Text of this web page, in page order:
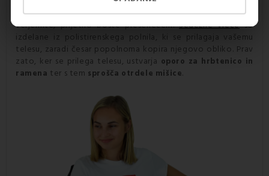
neudoben pisarniški stol zamenjati ssedežno vrečoin
verjemite, prijetno boste presenečeni.Sedežne vrečeso
izdelane iz polistirenskega polnila, ki se prilagaja vašemu
telesu, zaradi česar popolnoma kopira njegovo obliko. Prav
zato, ker se prilega telesu, ustvarja oporo za hrbtenico in
ramena ter s tem sprošča otrdele mišice.